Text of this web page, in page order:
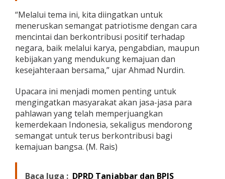
l
a
w
a
n
2
0
“Melalui tema ini, kita diingatkan untuk
meneruskan semangat patriotisme dengan cara
mencintai dan berkontribusi positif terhadap
negara, baik melalui karya, pengabdian, maupun
kebijakan yang mendukung kemajuan dan
kesejahteraan bersama,” ujar Ahmad Nurdin.
Upacara ini menjadi momen penting untuk
mengingatkan masyarakat akan jasa-jasa para
pahlawan yang telah memperjuangkan
kemerdekaan Indonesia, sekaligus mendorong
semangat untuk terus berkontribusi bagi
kemajuan bangsa. (M. Rais)
Baca Juga : DPRD Tanjabbar dan BPJS